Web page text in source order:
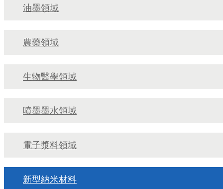
油墨領域
農藥領域
生物醫學領域
噴墨墨水領域
電子漿料領域
新型納米材料